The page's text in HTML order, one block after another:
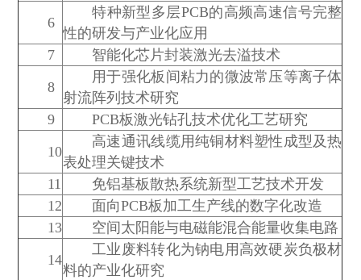
6
特种新型多层PCB的高频高速信号完整
性的研发与产业化应用
7
智能化芯片封装激光去溢技术
8
用于强化板间粘力的微波常压等离子体
射流阵列技术研究
9
PCB板激光钻孔技术优化工艺研究
10
高速通讯线缆用纯铜材料塑性成型及热
表处理关键技术
11
免铝基板散热系统新型工艺技术开发
12
面向PCB板加工生产线的数字化改造
13
空间太阳能与电磁能混合能量收集电路
14
工业废料转化为钠电用高效硬炭负极材
料的产业化研究